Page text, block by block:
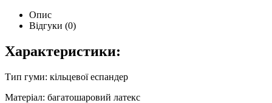
Опис
Відгуки (0)
Характеристики:
Тип гуми: кільцевої еспандер
Матеріал: багатошаровий латекс